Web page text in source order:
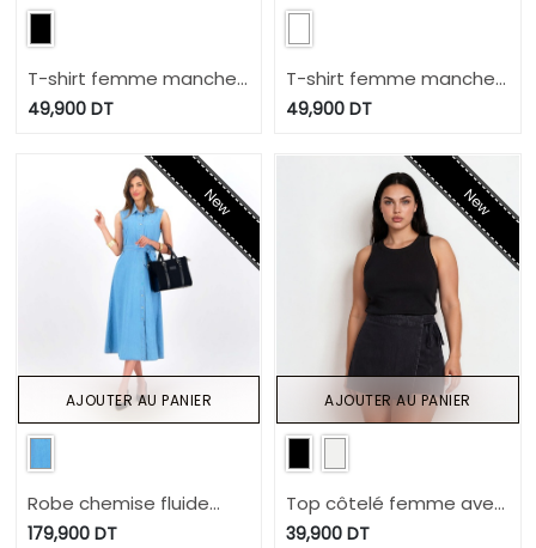
T-shirt femme manches
courtes إلي ليك ليك
49,900DT
T-shirt femme manches
courtes جات تكحلها عماتها
49,900 DT
New
Robe chemise fluide
femme sans manche en
179,900DT
AJOUTER AU PANIER
New
Top côtelé femme avec
broderie
39,900 DT
AJOUTER AU PANIER